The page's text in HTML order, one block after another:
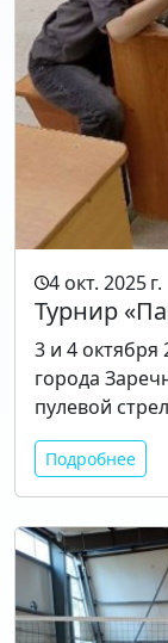
4 окт. 2025 г.
Турнир
3 и 4
города
пулевой
Подробнее